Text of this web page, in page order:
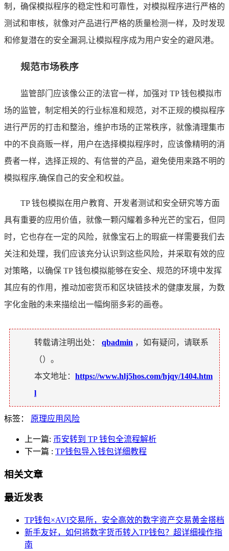
制，确保模拟程序的稳定性和可靠性，对模拟程序进行严格的
测试和审核，就像对产品进行严格的质量检测一样，及时发现
和修复潜在的安全漏洞,让模拟程序成为用户安全的避风港。
规范市场秩序
监管部门应该像公正的法官一样，加强对 TP 钱包模拟市
场的监管，制定相关的行业标准和规范，对不正规的模拟程序
进行严厉的打击和整治，维护市场的正常秩序，就像清理集市
中的不良商贩一样，用户在选择模拟程序时，应该像精明的消
费者一样，选择正规的、有信誉的产品，避免使用来路不明的
模拟程序,确保自己的安全和权益。
TP 钱包模拟在用户教育、开发者测试和安全研究等方面
具有重要的应用价值，就像一颗闪耀着多种光芒的宝石，但同
时，它也存在一定的风险，就像宝石上的瑕疵一样需要我们去
关注和处理，我们应该充分认识到这些风险，并采取有效的应
对策略，以确保 TP 钱包模拟能够在安全、规范的环境中发挥
其应有的作用，推动加密货币和区块链技术的健康发展，为数
字化金融的未来描绘出一幅绚丽多彩的画卷。
转载请注明出处： qbadmin ，如有疑问，请联系
（）。
本文地址： https://www.hlj5hos.com/hjqy/1404.htm
l
标签： 原理应用风险
上一篇: 币安转到 TP 钱包全流程解析
下一篇 : TP钱包导入钱包详细教程
相关文章
最近发表
TP钱包×AVI交易所，安全高效的数字资产交易黄金搭档
新手友好，如何将数字货币转入TP钱包？超详细操作指
南